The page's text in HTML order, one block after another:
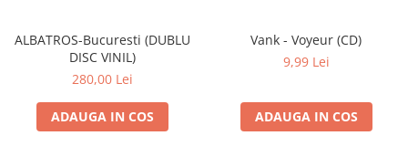
ALBATROS-Bucuresti (DUBLU
DISC VINIL)
280,00 Lei
ADAUGA IN COS
Vank - Voyeur (CD)
9,99 Lei
ADAUGA IN COS